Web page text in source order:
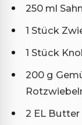
250 ml
1 Stück
1 Stück
200 g
2 EL Butter